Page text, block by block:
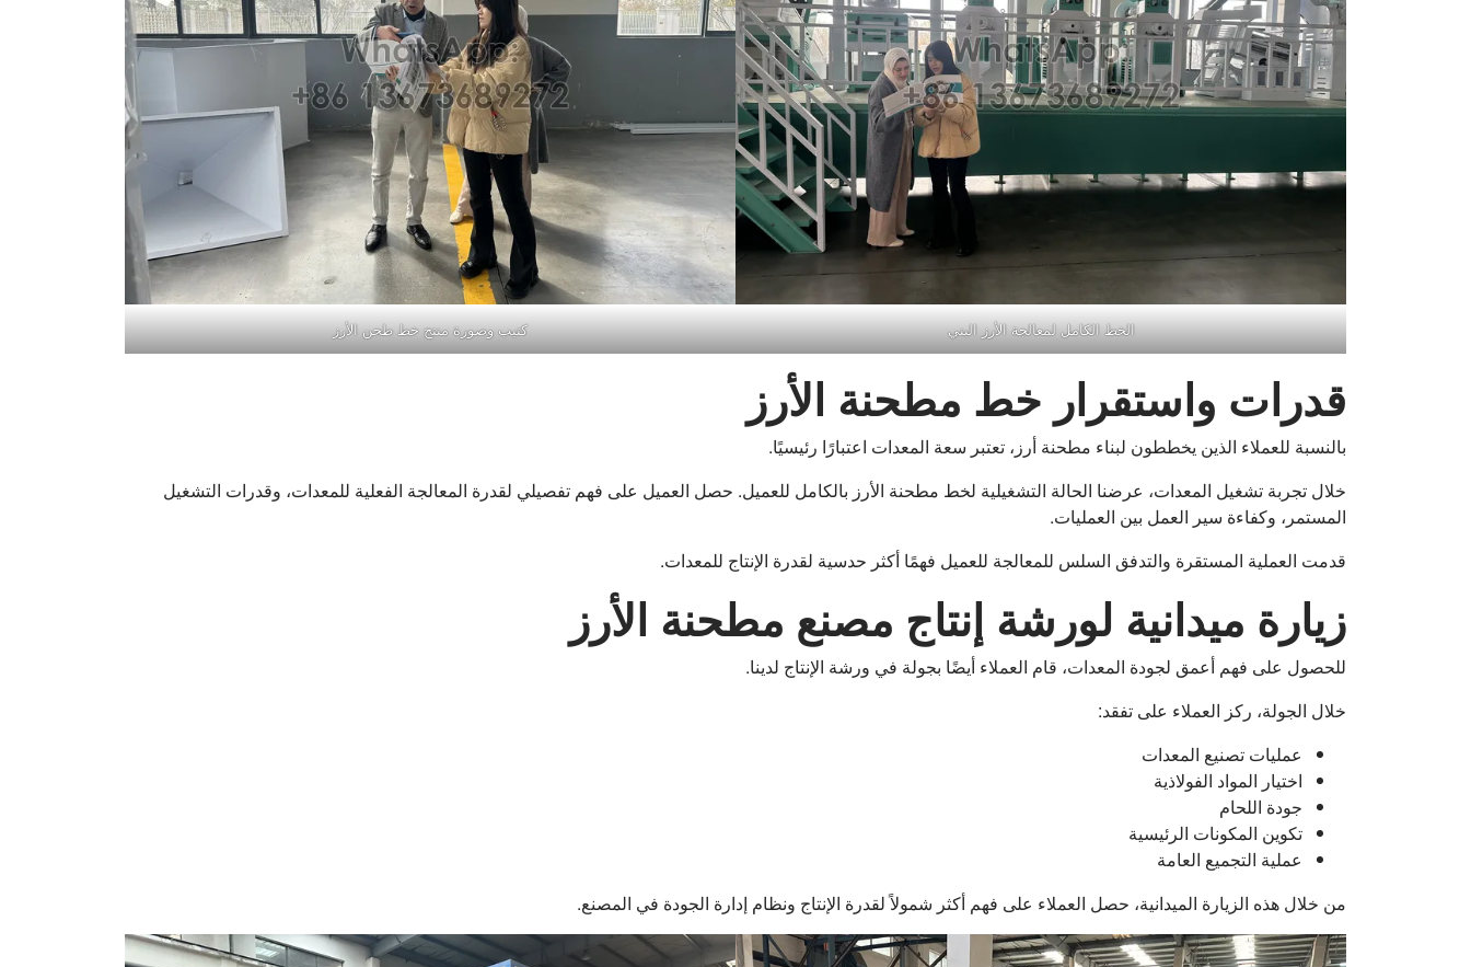
الخط الكامل لمعالجة الأرز البني كتيب وصورة منتج خط طحن الأرز
قدرات واستقرار خط مطحنة الأرز
بالنسبة للعملاء الذين يخططون لبناء مطحنة أرز، تعتبر سعة المعدات اعتبارًا رئيسيًا.
خلال تجربة تشغيل المعدات، عرضنا الحالة التشغيلية لخط مطحنة الأرز بالكامل للعميل. حصل العميل على فهم تفصيلي لقدرة المعالجة الفعلية للمعدات، وقدرات التشغيل
المستمر، وكفاءة سير العمل بين العمليات.
قدمت العملية المستقرة والتدفق السلس للمعالجة للعميل فهمًا أكثر حدسية لقدرة الإنتاج للمعدات.
زيارة ميدانية لورشة إنتاج مصنع مطحنة الأرز
للحصول على فهم أعمق لجودة المعدات، قام العملاء أيضًا بجولة في ورشة الإنتاج لدينا.
خلال الجولة، ركز العملاء على تفقد:
عمليات تصنيع المعدات
اختيار المواد الفولاذية
جودة اللحام
تكوين المكونات الرئيسية
عملية التجميع العامة
من خلال هذه الزيارة الميدانية، حصل العملاء على فهم أكثر شمولاً لقدرة الإنتاج ونظام إدارة الجودة في المصنع.